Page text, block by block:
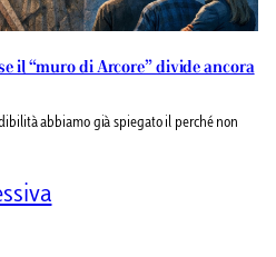
il “muro di Arcore” divide ancora
abbiamo già spiegato il perché non